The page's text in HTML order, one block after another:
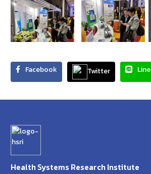
Facebook Twitter Line
Health Systems Research Institute